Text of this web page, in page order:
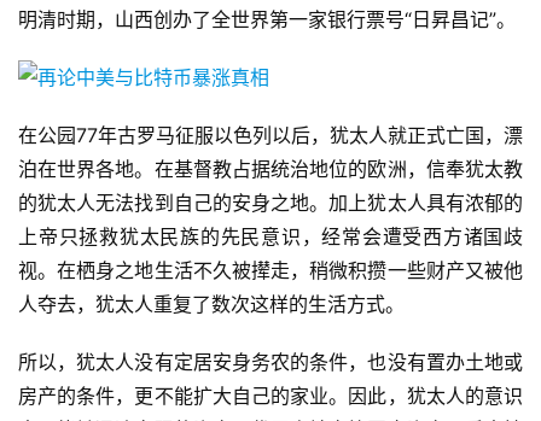
明清时期，山西创办了全世界第一家银行票号“日昇昌记”。
在公园77年古罗马征服以色列以后，犹太人就正式亡国，漂
泊在世界各地。在基督教占据统治地位的欧洲，信奉犹太教
的犹太人无法找到自己的安身之地。加上犹太人具有浓郁的
上帝只拯救犹太民族的先民意识，经常会遭受西方诸国歧
视。在栖身之地生活不久被撵走，稍微积攒一些财产又被他
人夺去，犹太人重复了数次这样的生活方式。
所以，犹太人没有定居安身务农的条件，也没有置办土地或
房产的条件，更不能扩大自己的家业。因此，犹太人的意识